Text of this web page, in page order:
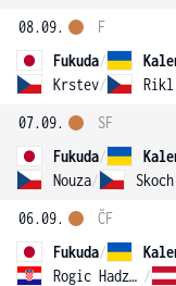
08.09.
Fukuda/
Krstev/ Rikl
F
07.09.
Fukuda/
Nouza/ Skoch
SF
06.09.
Fukuda/
Rogic Hadzalic /
ČF